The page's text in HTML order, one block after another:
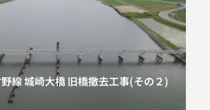
野線 城崎大橋 旧橋撤去工事(その２)